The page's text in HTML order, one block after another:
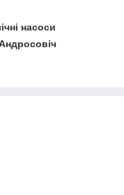
насоси